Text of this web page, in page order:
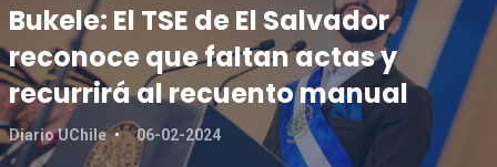
Bukele: El TSE de El Salvador
reconoce que faltan actas y
recurrirá al recuento manual
Diario UChile 06-02-2024